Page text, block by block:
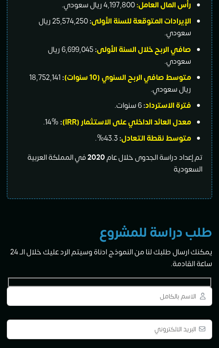
رأس المال العامل:4,197,800 ريال سعودي.
الإيرادات المتوقعة للسنة الأولى:
25,574,250 ريال
سعودي.
صافي الربح خلال السنة الأولى:
6,699,045 ريال
سعودي.
متوسط صافي الربح السنوي (10 سنوات)
:
18,752,141
ريال سعودي.
فترة الاسترداد:6 سنوات.
معدل العائد الداخلي على الاستثمار (IRR)
:
متوسط نقطة التعادل:
43.3%.
تم إعداد دراسة الجدوى خلال عام2020في المملكة العربية
السعودية
طلب دراسة للمشروع
يمكنك ارسال طلبك لنا من النموذج ادناة وسيتم الرد عليك خلال الــ 24
ساعة القادمة.